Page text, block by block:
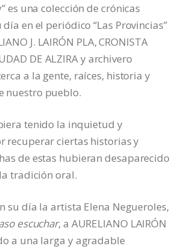
es una colección de crónicas
en el periódico “Las Provincias”
J. LAIRÓN PLA, CRONISTA
DE ALZIRA y archivero
a la gente, raíces, historia y
nuestro pueblo.
tenido la inquietud y
recuperar ciertas historias y
de estas hubieran desaparecido
tradición oral.
su día la artista Elena Negueroles,
escuchar, a AURELIANO LAIRÓN
a una larga y agradable